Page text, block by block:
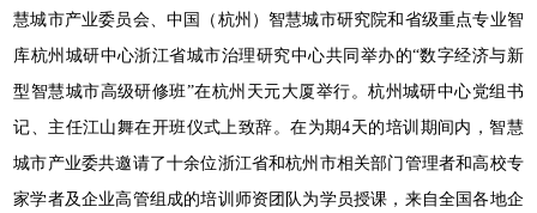
慧城市产业委员会、中国（杭州）智慧城市研究院和省级重点专业智
库杭州城研中心浙江省城市治理研究中心共同举办的“数字经济与新
型智慧城市高级研修班”在杭州天元大厦举行。杭州城研中心党组书
记、主任江山舞在开班仪式上致辞。在为期4天的培训期间内，智慧
城市产业委共邀请了十余位浙江省和杭州市相关部门管理者和高校专
家学者及企业高管组成的培训师资团队为学员授课，来自全国各地企